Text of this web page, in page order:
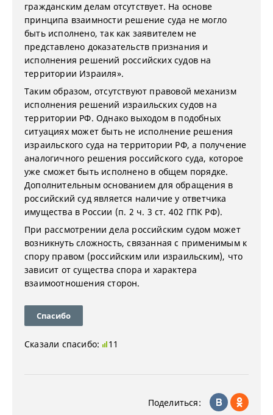
гражданским делам отсутствует. На основе
принципа взаимности решение суда не могло
быть исполнено, так как заявителем не
представлено доказательств признания и
исполнения решений российских судов на
территории Израиля».
Таким образом, отсутствуют правовой механизм
исполнения решений израильских судов на
территории РФ. Однако выходом в подобных
ситуациях может быть не исполнение решения
израильского суда на территории РФ, а получение
аналогичного решения российского суда, которое
уже сможет быть исполнено в общем порядке.
Дополнительным основанием для обращения в
российский суд является наличие у ответчика
имущества в России (п. 2 ч. 3 ст. 402 ГПК РФ).
При рассмотрении дела российским судом может
возникнуть сложность, связанная с применимым к
спору правом (российским или израильским), что
зависит от существа спора и характера
взаимоотношения сторон.
Спасибо
Сказали спасибо: 11
Поделиться: